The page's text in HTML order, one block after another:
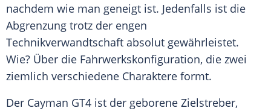
nachdem wie man geneigt ist. Jedenfalls ist die
Abgrenzung trotz der engen
Technikverwandtschaft absolut gewährleistet.
Wie? Über die Fahrwerkskonfiguration, die zwei
ziemlich verschiedene Charaktere formt.
Der Cayman GT4 ist der geborene Zielstreber,